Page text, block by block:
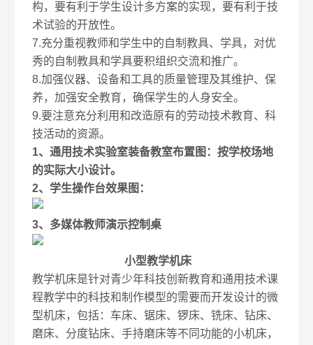
构，要有利于学生设计多方案的实现，要有利于技
术试验的开放性。
7.充分重视教师和学生中的自制教具、学具，对优
秀的自制教具和学具要积组织交流和推广。
8.加强仪器、设备和工具的质量管理及其维护、保
养，加强安全教育，确保学生的人身安全。
9.要注意充分利用和改造原有的劳动技术教育、科
技活动的资源。
1、通用技术实验室装备教室布置图：按学校场地
的实际大小设计。
2、学生操作台效果图：
3、多媒体教师演示控制桌
小型教学机床
教学机床是针对青少年科技创新教育和通用技术课
程教学中的科技和制作模型的需要而开发设计的微
型机床，包括：车床、锯床、锣床、铣床、钻床、
磨床、分度钻床、手持磨床等不同功能的小机床，